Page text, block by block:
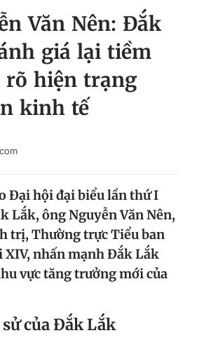
Tin 24h
Magazine
Bạn cần biết
Liên hệ quảng cáo
Văn Nên: Đắk
giá lại tiềm
rõ hiện trạng
kinh tế
Đại hội đại biểu lần thứ I
Lắk, ông Nguyễn Văn Nên,
trị, Thường trực Tiểu ban
XIV, nhấn mạnh Đắk Lắk
vực tăng trưởng mới của
của Đắk Lắk